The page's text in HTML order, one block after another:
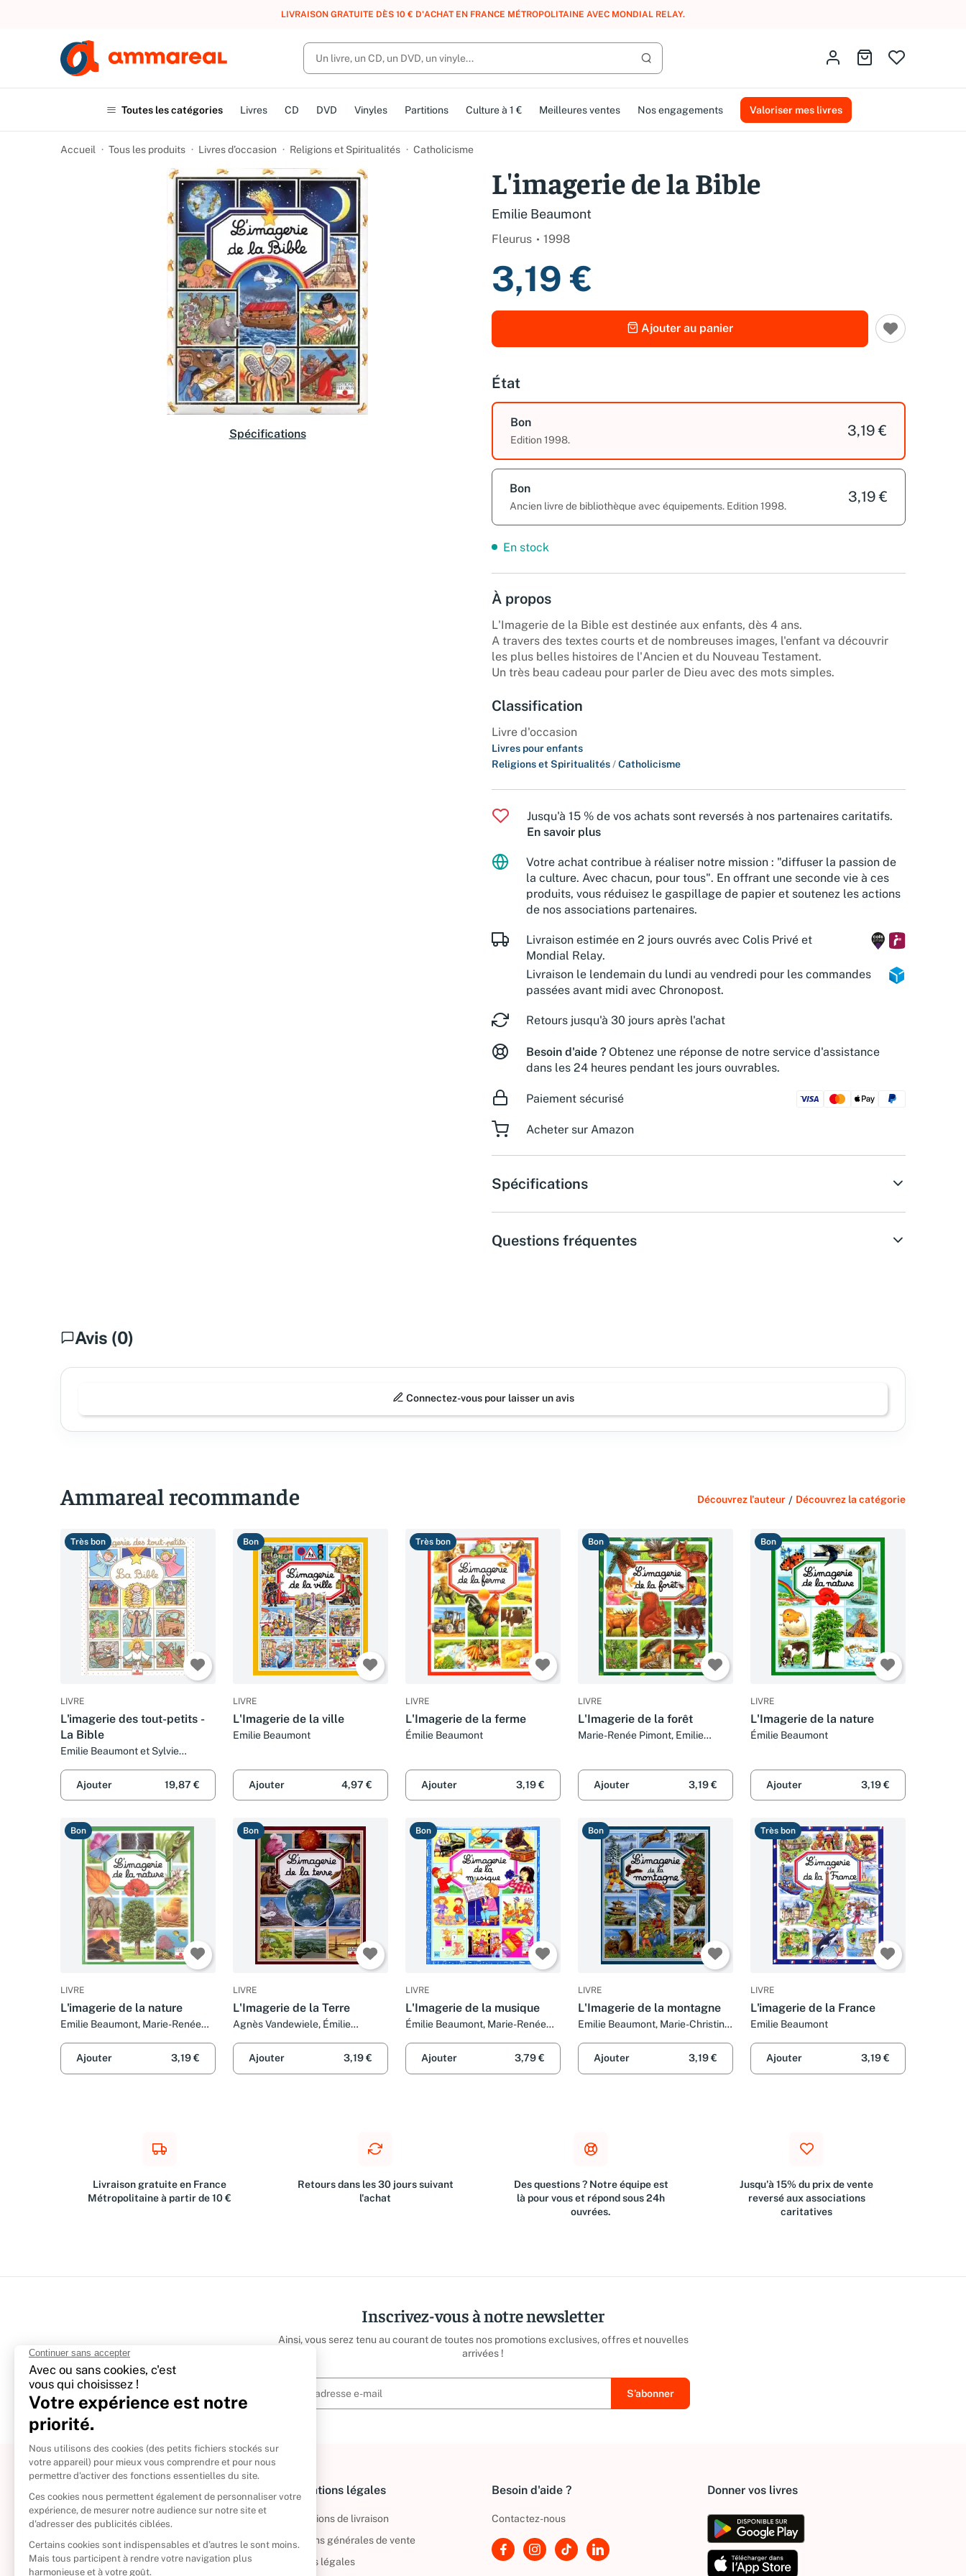
LIVRAISON GRATUITE DÈS 10 € D'ACHAT EN FRANCE MÉTROPOLITAINE AVEC MONDIAL RELAY.
Lancer la recherche
Identifiez-vousAller au panier
Toutes les catégories Livres CD DVD Vinyles Partitions Culture à 1 € Meilleures ventes Nos engagements Valoriser mes livres
Accueil Tous les produits Livres d’occasion Religions et Spiritualités Catholicisme
Spécifications
L'imagerie de la Bible
Emilie Beaumont
Fleurus 1998
3,19 €
Ajouter au panier
État
Bon
Edition 1998.
3,19 €
Bon
Ancien livre de bibliothèque avec équipements. Edition 1998.
3,19 €
En stock
À propos
L'Imagerie de la Bible est destinée aux enfants, dès 4 ans.
A travers des textes courts et de nombreuses images, l'enfant va découvrir
les plus belles histoires de l'Ancien et du Nouveau Testament.
Un très beau cadeau pour parler de Dieu avec des mots simples.
Classification
Livre d'occasion
Livres pour enfants
Religions et Spiritualités /Catholicisme
Jusqu'à 15 % de vos achats sont reversés à nos partenaires caritatifs.
En savoir plus
Votre achat contribue à réaliser notre mission : "diffuser la passion de
la culture. Avec chacun, pour tous". En offrant une seconde vie à ces
produits, vous réduisez le gaspillage de papier et soutenez les actions
de nos associations partenaires.
Livraison estimée en 2 jours ouvrés avec Colis Privé et
Mondial Relay.
Livraison le lendemain du lundi au vendredi pour les commandes
passées avant midi avec Chronopost.
Retours jusqu'à 30 jours après l'achat
Besoin d'aide ? Obtenez une réponse de notre service d'assistance
dans les 24 heures pendant les jours ouvrables.
Paiement sécurisé
Acheter sur Amazon
Spécifications
Questions fréquentes
Avis (0)
Connectez-vous pour laisser un avis
Ammareal recommande Découvrez l'auteur / Découvrez la catégorie
Très bon
LIVRE
L'imagerie des tout-petits -
La Bible
Emilie Beaumont et Sylvie
Ajouter
19,87 €
Bon
LIVRE
L'Imagerie de la ville
Emilie Beaumont
Ajouter 4,97 €
Très bon
LIVRE
L'Imagerie de la ferme
Émilie Beaumont
Ajouter 3,19 €
Bon
LIVRE
L'Imagerie de la forêt
Marie-Renée Pimont, Emilie
Ajouter
3,19 €
Bon
LIVRE
L'Imagerie de la nature
Émilie Beaumont
Ajouter 3,19 €
Bon
LIVRE
L'imagerie de la nature
Emilie Beaumont, Marie-Renée
Christine Lemayeur
Ajouter 3,19 €
Bon
LIVRE
L'Imagerie de la Terre
Agnès Vandewiele, Émilie
C. David
Ajouter 3,19 €
Bon
LIVRE
L'Imagerie de la musique
Émilie Beaumont, Marie-Renée
Vincent et François Ruyer
Ajouter 3,79 €
Bon
LIVRE
L'Imagerie de la montagne
Emilie Beaumont, Marie-Christine
Ajouter
3,19 €
Très bon
LIVRE
L'imagerie de la France
Emilie Beaumont
Ajouter 3,19 €
Livraison gratuite en France
Métropolitaine à partir de 10 €
Retours dans les 30 jours suivant
l'achat
Des questions ? Notre équipe est
là pour vous et répond sous 24h
ouvrées.
Jusqu'à 15% du prix de vente
reversé aux associations
caritatives
Inscrivez-vous à notre newsletter
Ainsi, vous serez tenu au courant de toutes nos promotions exclusives, offres et nouvelles
arrivées !
À propos
Politique de retour
Reprendre vos livres
Qui sommes-nous ?
Informations légales
Informations de livraison
Conditions générales de vente
Mentions légales
Besoin d'aide ?
Contactez-nous
Donner vos livres